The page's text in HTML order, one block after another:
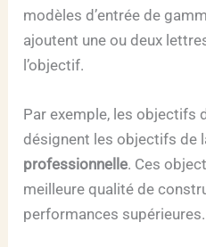
modèles d’entrée de
ajoutent une ou deux
l’objectif.
Par exemple, les objectifs
désignent les objectifs de
professionnelle. Ces
meilleure qualité de
performances supérieures.